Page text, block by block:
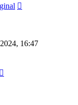
16:47